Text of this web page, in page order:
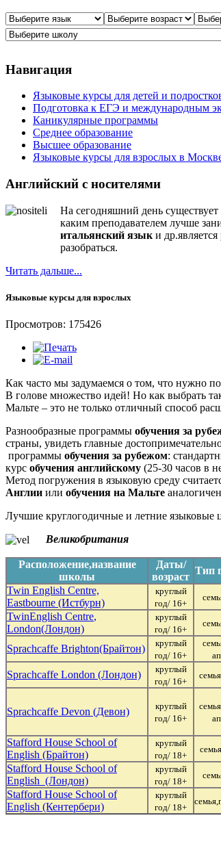
Навигация
Языковые курсы для детей и
Подготовка к ЕГЭ и международным
Каникулярные программы
Среднее образование
Высшее образование
Языковые курсы для взрослых в
Английский с носителями
На сегодняшний день
каким преподавателем лучше
итальянский язык и
разобраться.
Читать дальше...
Языковые курсы для взрослых
Просмотров: 175426
Как часто мы задумаемся о том, что нужно
В голове множество идей! Но как выбрать
Мальте – это не только отличный способ
Разнообразные программы обучения за
страны, увидеть главные
программы обучения за рубежом:
курс обучения английскому (25-30 часов в
Метод погружения в языковую среду
Англии или обучения на Мальте
Лучшие круглогодичные и летние языковые
Великобритания
Расположение,название
школы
Даты/
возраст
Тип
Twin English Centre,
Eastbourne (Истбурн)
круглый
год/ 16+
TwinEnglish Centre,
London(Лондон)
круглый
год/ 16+
Sprachcaffe Brighton(Брайтон)
круглый
год/ 16+
Sprachcaffe London (Лондон)
круглый
год/ 16+
Sprachcaffe Devon (Девон)
круглый
год/ 16+
Stafford House School of
English (Брайтон)
круглый
год/ 18+
Stafford House School of
English (Лондон)
круглый
год/ 18+
Stafford House School of
English (Кентербери)
круглый
год/ 18+